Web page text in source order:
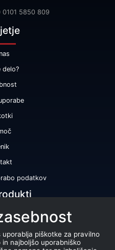
0101 5850 809
delo?
podatkov
ocena
poročilo
odličnosti
piškotke za pravilno
najboljšo uporabniško